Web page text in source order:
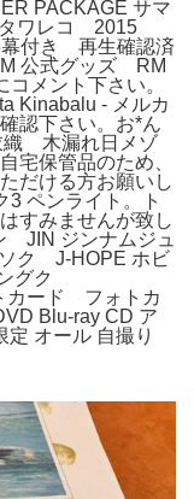
PACKAGE サマ
ワレコ 2015
幕付き 再生確認済
公式グッズ RM
メント下さい。
Kinabalu - メルカ
認下さい。お*ん
木漏れ日メゾ
宅保管品のため、
だける方お願いし
3 ペンライト。ト
すみませんが致し
JIN ジンナムジュ
ク J-HOPE ホビ
グク
カード フォトカ
Blu-ray CD ア
定 オール 自撮り